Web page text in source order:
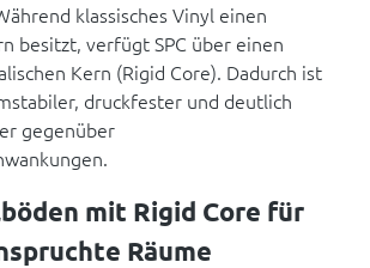
klassisches Vinyl einen
besitzt, verfügt SPC über einen
Kern (Rigid Core). Dadurch ist
druckfester und deutlich
gegenüber
mit Rigid Core für
Räume